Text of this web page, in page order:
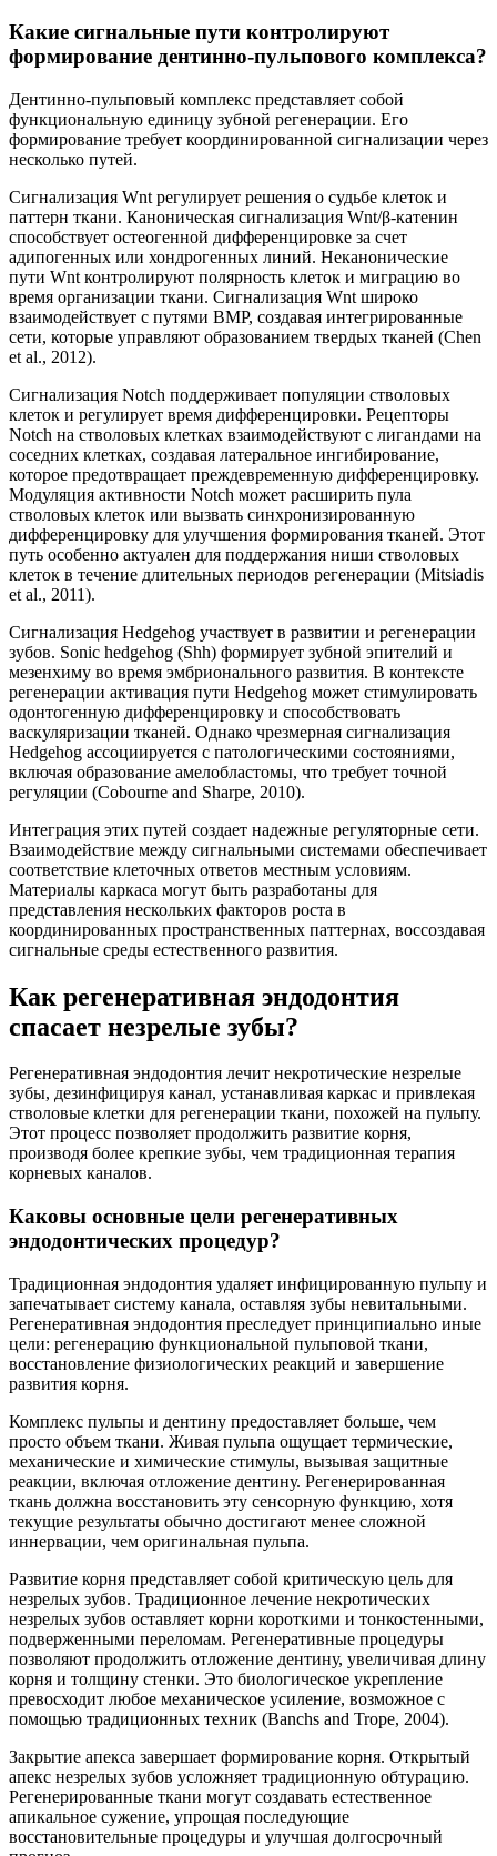
Какие сигнальные пути контролируют
формирование дентинно-пульпового комплекса?
Дентинно-пульповый комплекс представляет собой
функциональную единицу зубной регенерации. Его
формирование требует координированной сигнализации через
несколько путей.
Сигнализация Wnt регулирует решения о судьбе клеток и
паттерн ткани. Каноническая сигнализация Wnt/β-катенин
способствует остеогенной дифференцировке за счет
адипогенных или хондрогенных линий. Неканонические
пути Wnt контролируют полярность клеток и миграцию во
время организации ткани. Сигнализация Wnt широко
взаимодействует с путями BMP, создавая интегрированные
сети, которые управляют образованием твердых тканей (Chen
et al., 2012).
Сигнализация Notch поддерживает популяции стволовых
клеток и регулирует время дифференцировки. Рецепторы
Notch на стволовых клетках взаимодействуют с лигандами на
соседних клетках, создавая латеральное ингибирование,
которое предотвращает преждевременную дифференцировку.
Модуляция активности Notch может расширить пула
стволовых клеток или вызвать синхронизированную
дифференцировку для улучшения формирования тканей. Этот
путь особенно актуален для поддержания ниши стволовых
клеток в течение длительных периодов регенерации (Mitsiadis
et al., 2011).
Сигнализация Hedgehog участвует в развитии и регенерации
зубов. Sonic hedgehog (Shh) формирует зубной эпителий и
мезенхиму во время эмбрионального развития. В контексте
регенерации активация пути Hedgehog может стимулировать
одонтогенную дифференцировку и способствовать
васкуляризации тканей. Однако чрезмерная сигнализация
Hedgehog ассоциируется с патологическими состояниями,
включая образование амелобластомы, что требует точной
регуляции (Cobourne and Sharpe, 2010).
Интеграция этих путей создает надежные регуляторные сети.
Взаимодействие между сигнальными системами обеспечивает
соответствие клеточных ответов местным условиям.
Материалы каркаса могут быть разработаны для
представления нескольких факторов роста в
координированных пространственных паттернах, воссоздавая
сигнальные среды естественного развития.
Как регенеративная эндодонтия
спасает незрелые зубы?
Регенеративная эндодонтия лечит некротические незрелые
зубы, дезинфицируя канал, устанавливая каркас и привлекая
стволовые клетки для регенерации ткани, похожей на пульпу.
Этот процесс позволяет продолжить развитие корня,
производя более крепкие зубы, чем традиционная терапия
корневых каналов.
Каковы основные цели регенеративных
эндодонтических процедур?
Традиционная эндодонтия удаляет инфицированную пульпу и
запечатывает систему канала, оставляя зубы невитальными.
Регенеративная эндодонтия преследует принципиально иные
цели: регенерацию функциональной пульповой ткани,
восстановление физиологических реакций и завершение
развития корня.
Комплекс пульпы и дентину предоставляет больше, чем
просто объем ткани. Живая пульпа ощущает термические,
механические и химические стимулы, вызывая защитные
реакции, включая отложение дентину. Регенерированная
ткань должна восстановить эту сенсорную функцию, хотя
текущие результаты обычно достигают менее сложной
иннервации, чем оригинальная пульпа.
Развитие корня представляет собой критическую цель для
незрелых зубов. Традиционное лечение некротических
незрелых зубов оставляет корни короткими и тонкостенными,
подверженными переломам. Регенеративные процедуры
позволяют продолжить отложение дентину, увеличивая длину
корня и толщину стенки. Это биологическое укрепление
превосходит любое механическое усиление, возможное с
помощью традиционных техник (Banchs and Trope, 2004).
Закрытие апекса завершает формирование корня. Открытый
апекс незрелых зубов усложняет традиционную обтурацию.
Регенерированные ткани могут создавать естественное
апикальное сужение, упрощая последующие
восстановительные процедуры и улучшая долгосрочный